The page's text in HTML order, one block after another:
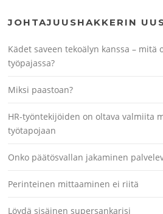
JOHTAJUUSHAKKERIN
Kädet saveen tekoälyn kanssa – mitä
työpajassa?
Miksi paastoan?
HR-työntekijöiden on oltava valmiita
työtapojaan
Onko päätösvallan jakaminen
Perinteinen mittaaminen ei riitä
Löydä sisäinen supersankarisi